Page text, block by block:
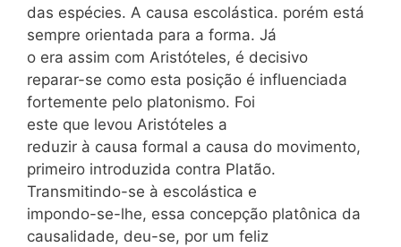
das espécies. A causa escolástica. porém está
sempre orientada para a forma. Já
o era assim com Aristóteles, é decisivo
reparar-se como esta posição é influenciada
fortemente pelo platonismo. Foi
este que levou Aristóteles a
reduzir à causa formal a causa do movimento,
primeiro introduzida contra Platão.
Transmitindo-se à escolástica e
impondo-se-lhe, essa concepção platônica da
causalidade, deu-se, por um feliz